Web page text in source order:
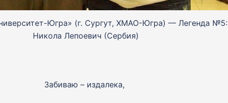
Югра» (г. Сургут, ХМАО-Югра) — Легенда №5:
Никола Лепоевич (Сербия)
Забиваю – издалека,